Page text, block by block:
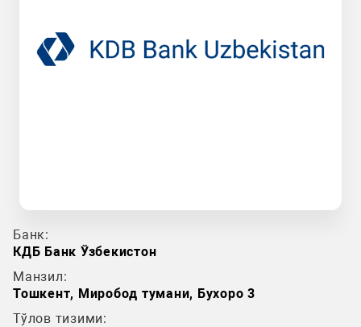
Банк:
КДБ Банк Ўзбекистон
Манзил:
Тошкент, Миробод тумани, Бухоро 3
Тўлов тизими: